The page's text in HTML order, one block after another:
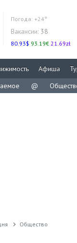
Погода: +24°
Вакансии: 38
80.93$ 93.19€ 21.69zł
Афиша
@
Общество